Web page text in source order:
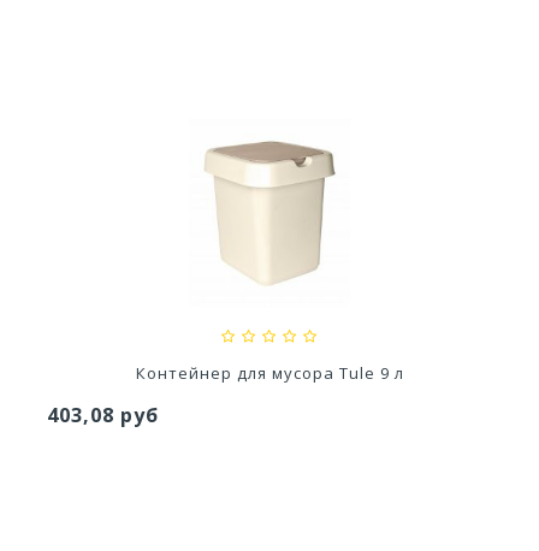
Ускоритель компоста 60гр
Контейнер для мусора Tule 9 л
403,08 руб